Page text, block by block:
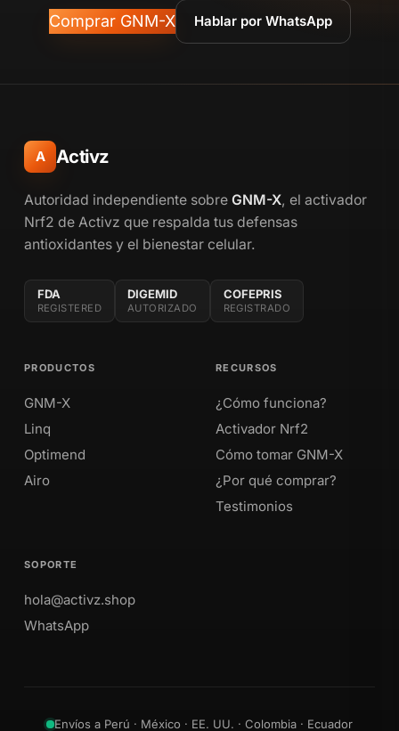
Comprar GNM-X Hablar por WhatsApp
A Activz
Autoridad independiente sobre GNM-X, el activador
Nrf2 de Activz que respalda tus defensas
antioxidantes y el bienestar celular.
FDA
REGISTERED
DIGEMID
AUTORIZADO
COFEPRIS
REGISTRADO
PRODUCTOS
GNM-X
Linq
Optimend
Airo
RECURSOS
¿Cómo funciona?
Activador Nrf2
Cómo tomar GNM-X
¿Por qué comprar?
Testimonios
SOPORTE
hola@activz.shop
WhatsApp
Envíos a Perú · México · EE. UU. · Colombia · Ecuador